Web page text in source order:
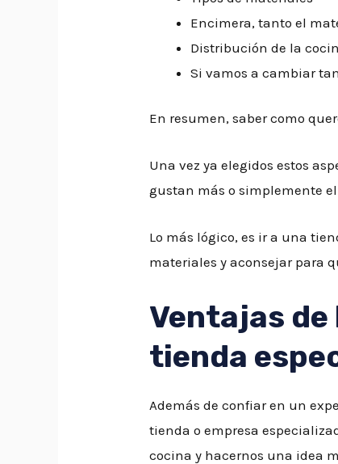
Encimera, tanto el
Distribución de la
Si vamos a cambiar
En resumen, saber como
Una vez ya elegidos estos
gustan más o simplemente
Lo más lógico, es ir a una
materiales y aconsejar para
Ventajas
tienda
Además de confiar en un
tienda o empresa
cocina y hacernos una idea